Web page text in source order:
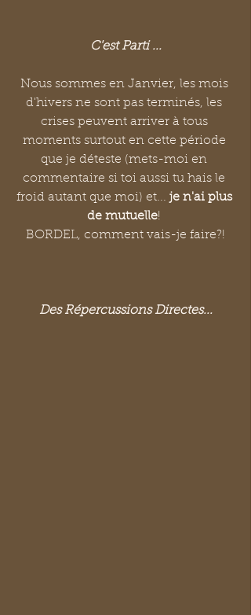
C'est Parti ...
Nous sommes en Janvier, les mois
d'hivers ne sont pas terminés, les
crises peuvent arriver à tous
moments surtout en cette période
que je déteste (mets-moi en
commentaire si toi aussi tu hais le
froid autant que moi) et... je n'ai plus
de mutuelle!
BORDEL, comment vais-je faire?!
Des Répercussions Directes...